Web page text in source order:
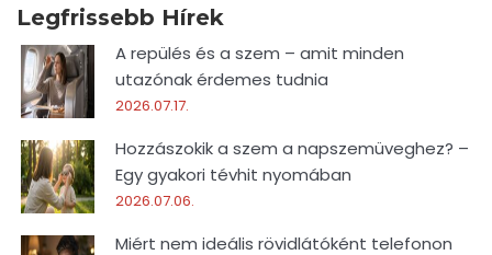
Legfrissebb Hírek
A repülés és a szem – amit minden
utazónak érdemes tudnia
2026.07.17.
Hozzászokik a szem a napszemüveghez? –
Egy gyakori tévhit nyomában
2026.07.06.
Miért nem ideális rövidlátóként telefonon